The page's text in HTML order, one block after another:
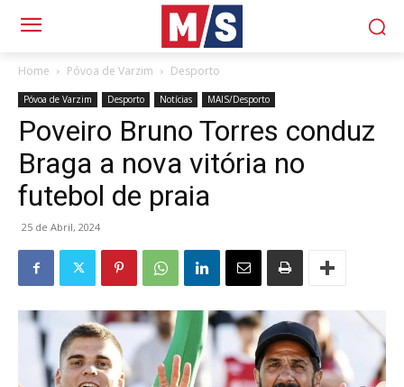
Home Póvoa de Varzim Desporto
Póvoa de Varzim Desporto Notícias MAIS/Desporto
Poveiro Bruno Torres conduz
Braga a nova vitória no
futebol de praia
25 de Abril, 2024